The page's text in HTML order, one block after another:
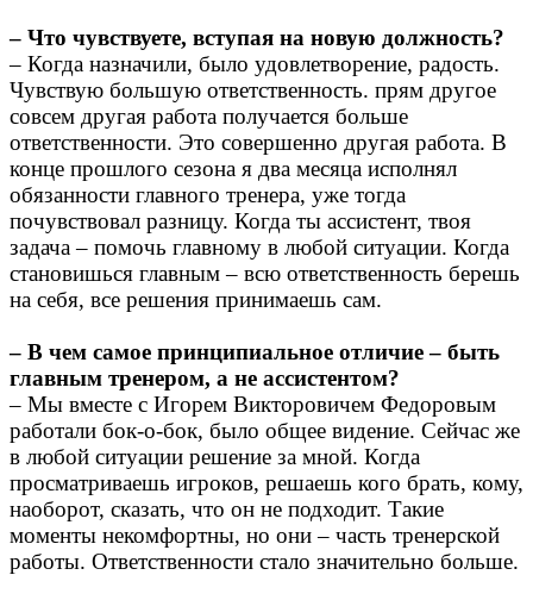
– Что чувствуете, вступая на новую должность?
– Когда назначили, было удовлетворение, радость.
Чувствую большую ответственность. прям другое
совсем другая работа получается больше
ответственности. Это совершенно другая работа. В
конце прошлого сезона я два месяца исполнял
обязанности главного тренера, уже тогда
почувствовал разницу. Когда ты ассистент, твоя
задача – помочь главному в любой ситуации. Когда
становишься главным – всю ответственность берешь
на себя, все решения принимаешь сам.
– В чем самое принципиальное отличие – быть
главным тренером, а не ассистентом?
– Мы вместе с Игорем Викторовичем Федоровым
работали бок-о-бок, было общее видение. Сейчас же
в любой ситуации решение за мной. Когда
просматриваешь игроков, решаешь кого брать, кому,
наоборот, сказать, что он не подходит. Такие
моменты некомфортны, но они – часть тренерской
работы. Ответственности стало значительно больше.